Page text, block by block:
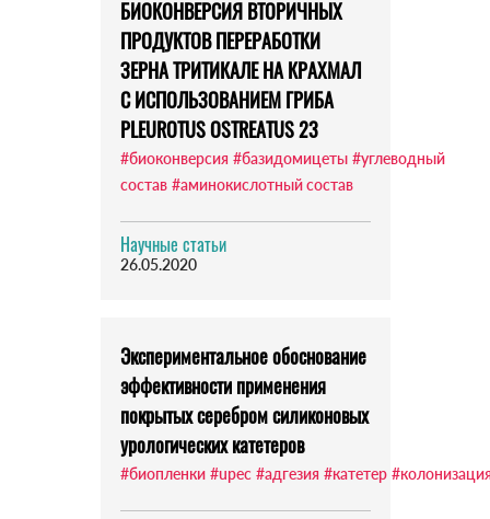
БИОКОНВЕРСИЯ ВТОРИЧНЫХ
ПРОДУКТОВ ПЕРЕРАБОТКИ
ЗЕРНА ТРИТИКАЛЕ НА КРАХМАЛ
С ИСПОЛЬЗОВАНИЕМ ГРИБА
PLEUROTUS OSTREATUS 23
#биоконверсия #базидомицеты #углеводный
состав #аминокислотный состав
Научные статьи
26.05.2020
Экспериментальное обоснование
эффективности применения
покрытых серебром силиконовых
урологических катетеров
#биопленки #upec #адгезия #катетер